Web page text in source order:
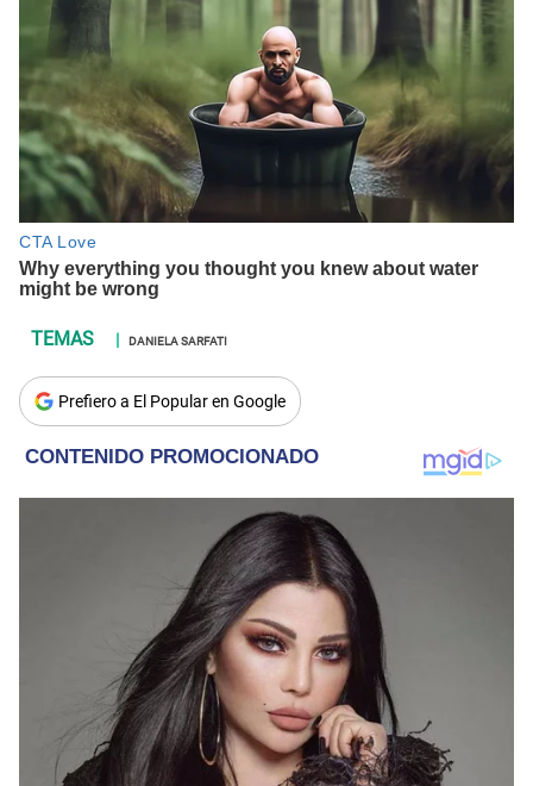
DANIELA SARFATI
Prefiero a El Popular en Google